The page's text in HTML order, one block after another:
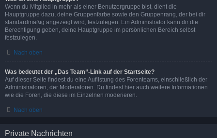
Wenn du Mitglied in mehr als einer Benutzergruppe bist, dient die
Hauptgruppe dazu, deine Gruppenfarbe sowie den Gruppenrang, der bei dir
standardmäßig angezeigt wird, festzulegen. Ein Administrator kann dir die
Berechtigung geben, deine Hauptgruppe im persönlichen Bereich selbst
festzulegen.
Nach oben
Was bedeutet der „Das Team“-Link auf der Startseite?
Auf dieser Seite findest du eine Auflistung des Forenteams, einschließlich der
Administratoren, der Moderatoren. Du findest hier auch weitere Informationen
wie die Foren, die diese im Einzelnen moderieren.
Nach oben
Private Nachrichten